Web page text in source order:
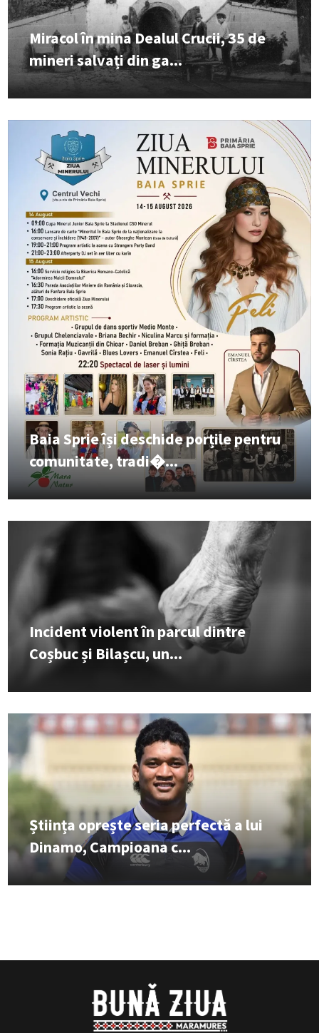
Miracol în mina Dealul Crucii, 35 de
mineri salvați din ga...
Baia Sprie își deschide porțile pentru
comunitate, tradi�...
Incident violent în parcul dintre
Coșbuc și Bilașcu, un...
Știința oprește seria perfectă a lui
Dinamo, Campioana c...